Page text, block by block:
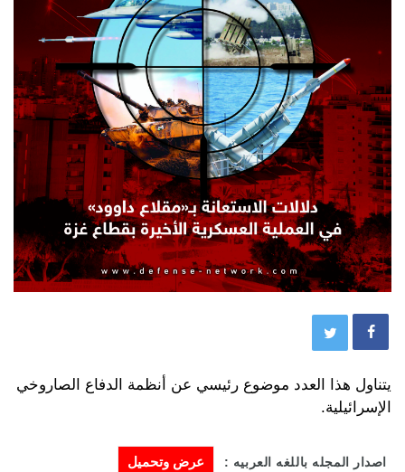
يتناول هذا العدد موضوع رئيسي عن أنظمة الدفاع الصاروخي
الإسرائيلية.
اصدار المجله باللغه العربيه : عرض وتحميل